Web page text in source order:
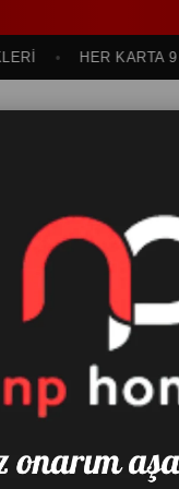
HER KARTA 9
Genç ve Çocuk Odası